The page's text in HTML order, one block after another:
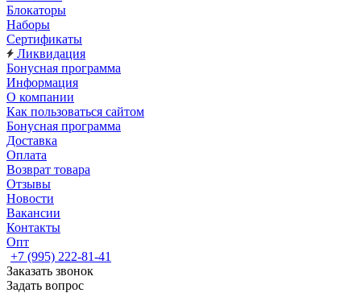
Блокаторы
Наборы
Сертификаты
Ликвидация
Бонусная программа
Информация
О компании
Как пользоваться сайтом
Бонусная программа
Доставка
Оплата
Возврат товара
Отзывы
Новости
Вакансии
Контакты
Опт
+7 (995) 222-81-41
Заказать звонок
Задать вопрос